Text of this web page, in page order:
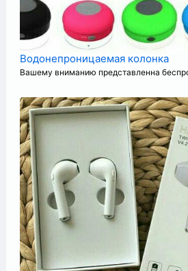
Водонепроницаемая колонка
Вашему вниманию представленна